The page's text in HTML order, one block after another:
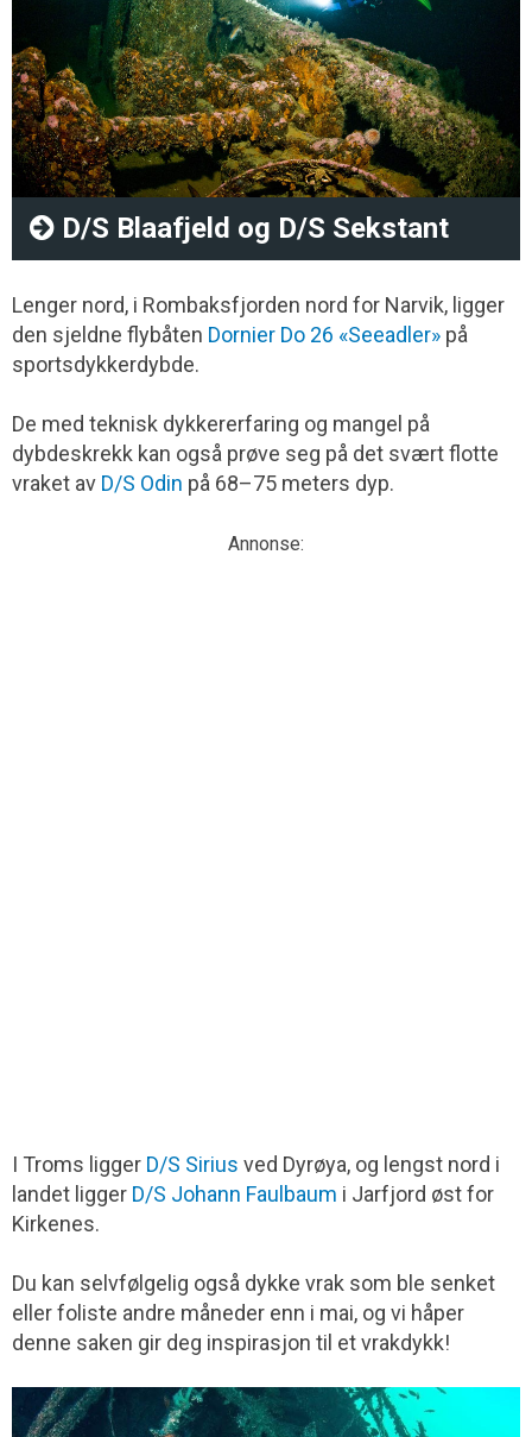
D/S Blaafjeld og D/S Sekstant
Lenger nord, i Rombaksfjorden nord for Narvik, ligger
den sjeldne flybåten Dornier Do 26 «Seeadler» på
sportsdykkerdybde.
De med teknisk dykkererfaring og mangel på
dybdeskrekk kan også prøve seg på det svært flotte
vraket av D/S Odin på 68–75 meters dyp.
Annonse:
I Troms ligger D/S Sirius ved Dyrøya, og lengst nord i
landet ligger D/S Johann Faulbaum i Jarfjord øst for
Kirkenes.
Du kan selvfølgelig også dykke vrak som ble senket
eller foliste andre måneder enn i mai, og vi håper
denne saken gir deg inspirasjon til et vrakdykk!